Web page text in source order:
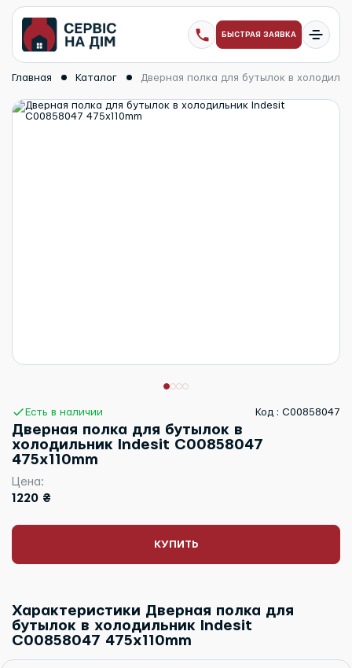
БЫСТРАЯ ЗАЯВКА
Главная Каталог Дверная полка для бутылок в
Есть в наличии Код : C00858047
Дверная полка для бутылок в
холодильник Indesit C00858047
475x110mm
Цена:
1220 ₴
КУПИТЬ
Характеристики Дверная полка для
бутылок в холодильник Indesit
C00858047 475x110mm